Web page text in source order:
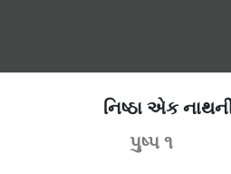
નિષ્ઠા એક
પુષ્પ ૧